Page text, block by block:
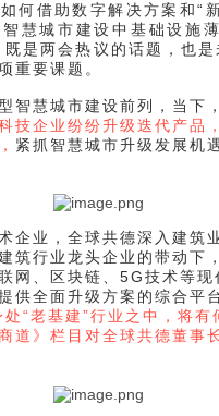
何借助数字解决方案和“
慧城市建设中基础设施
既是两会热议的话题，也
重要课题。
智慧城市建设前列，当下
技企业纷纷升级迭代产品
紧抓智慧城市升级发展机
企业，全球共德深入建筑
筑行业龙头企业的带动下
网、区块链、5G技术等现
供全面升级方案的综合平
“老基建”行业之中，将有
道》栏目对全球共德董事